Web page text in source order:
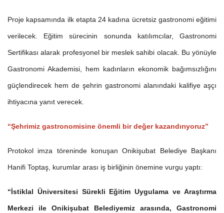
Proje kapsamında ilk etapta 24 kadına ücretsiz gastronomi eğitimi
verilecek. Eğitim sürecinin sonunda katılımcılar, Gastronomi
Sertifikası alarak profesyonel bir meslek sahibi olacak. Bu yönüyle
Gastronomi Akademisi, hem kadınların ekonomik bağımsızlığını
güçlendirecek hem de şehrin gastronomi alanındaki kalifiye aşçı
ihtiyacına yanıt verecek.
“Şehrimiz gastronomisine önemli bir değer kazandırıyoruz”
Protokol imza töreninde konuşan Onikişubat Belediye Başkanı
Hanifi Toptaş, kurumlar arası iş birliğinin önemine vurgu yaptı:
“İstiklal Üniversitesi Sürekli Eğitim Uygulama ve Araştırma
Merkezi ile Onikişubat Belediyemiz arasında, Gastronomi